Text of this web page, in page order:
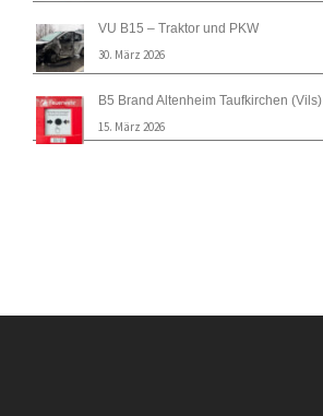
VU B15 – Traktor und PKW
30. März 2026
B5 Brand Altenheim Taufkirchen (Vils)
15. März 2026